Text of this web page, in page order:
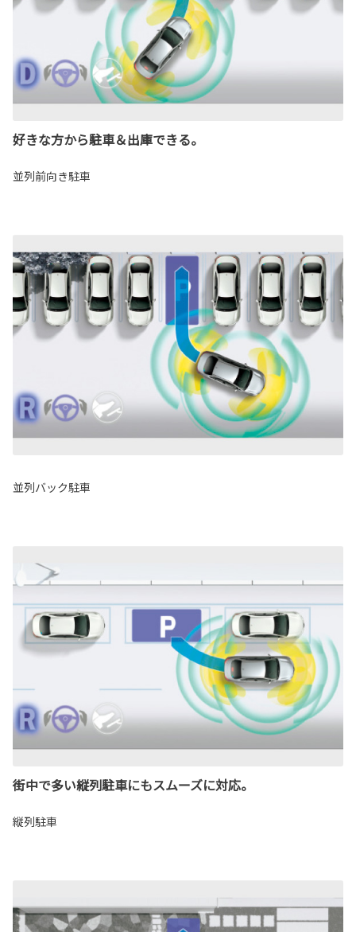
好きな方から駐車＆出庫できる。
並列前向き駐車
並列バック駐車
街中で多い縦列駐車にもスムーズに対応。
縦列駐車